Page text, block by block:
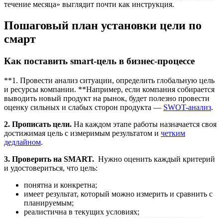
течение месяца» выглядит почти как инструкция.
Пошаговый план установки цели по
смарт
Как поставить smart-цель в бизнес-процессе
**1. Провести анализ ситуации, определить глобальную цель
и ресурсы компании. **Например, если компания собирается
выводить новый продукт на рынок, будет полезно провести
оценку сильных и слабых сторон продукта — SWOT-анализ.
2. Прописать цели. На каждом этапе работы назначается своя
достижимая цель с измеримым результатом и четким
дедлайном.
3. Проверить на SMART. Нужно оценить каждый критерий
и удостовериться, что цель:
понятна и конкретна;
имеет результат, который можно измерить и сравнить с
планируемым;
реалистична в текущих условиях;